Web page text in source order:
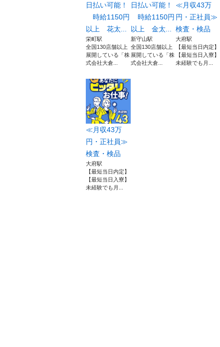
日払い可能！
時給1150円
以上 花太...
栄町駅
全国130店舗以上
展開している「株
式会社大倉...
日払い可能！
時給1150円
以上 金太...
新守山駅
全国130店舗以上
展開している「株
式会社大倉...
≪月収43万
円・正社員≫
検査・検品
大府駅
【最短当日内定】
【最短当日入寮】
未経験でも月...
≪月収43万
円・正社員≫
検査・検品
大府駅
【最短当日内定】
【最短当日入寮】
未経験でも月...